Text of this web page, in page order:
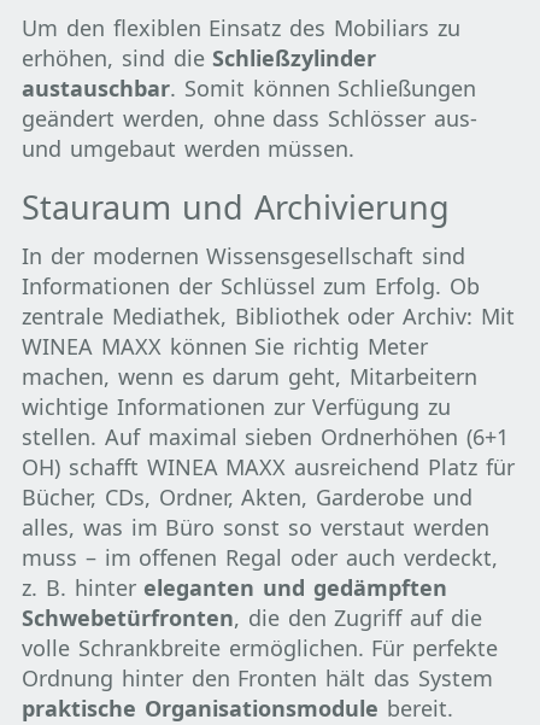
Um den flexiblen Einsatz des Mobiliars zu
erhöhen, sind dieSchließzylinder
austauschbar. Somit können Schließungen
geändert werden, ohne dass Schlösser aus-
und umgebaut werden müssen.
Stauraum und Archivierung
In der modernen Wissensgesellschaft sind
Informationen der Schlüssel zum Erfolg. Ob
zentrale Mediathek, Bibliothek oder Archiv: Mit
WINEA MAXX können Sie richtig Meter
machen, wenn es darum geht, Mitarbeitern
wichtige Informationen zur Verfügung zu
stellen. Auf maximal sieben Ordnerhöhen (6+1
OH) schafft WINEA MAXX ausreichend Platz für
Bücher, CDs, Ordner, Akten, Garderobe und
alles, was im Büro sonst so verstaut werden
muss – im offenen Regal oder auch verdeckt,
z. B. hinter eleganten und gedämpften
Schwebetürfronten, die den Zugriff auf die
volle Schrankbreite ermöglichen. Für perfekte
Ordnung hinter den Fronten hält das System
praktische Organisationsmodule bereit.